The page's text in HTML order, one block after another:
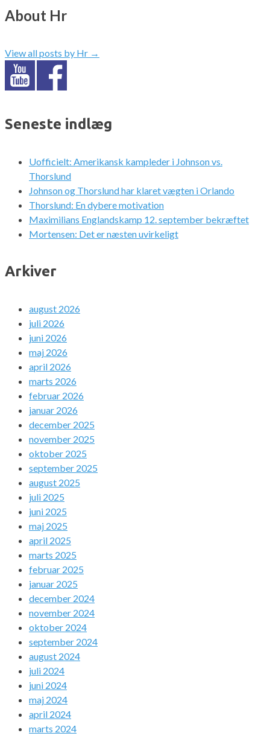
About Hr
View all posts by Hr →
Seneste indlæg
Uofficielt: Amerikansk kampleder i Johnson vs.
Thorslund
Johnson og Thorslund har klaret vægten i Orlando
Thorslund: En dybere motivation
Maximilians Englandskamp 12. september bekræftet
Mortensen: Det er næsten uvirkeligt
Arkiver
august 2026
juli 2026
juni 2026
maj 2026
april 2026
marts 2026
februar 2026
januar 2026
december 2025
november 2025
oktober 2025
september 2025
august 2025
juli 2025
juni 2025
maj 2025
april 2025
marts 2025
februar 2025
januar 2025
december 2024
november 2024
oktober 2024
september 2024
august 2024
juli 2024
juni 2024
maj 2024
april 2024
marts 2024